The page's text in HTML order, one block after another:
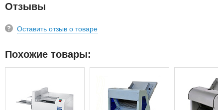
Отзывы
Оставить отзыв о товаре
Похожие товары: